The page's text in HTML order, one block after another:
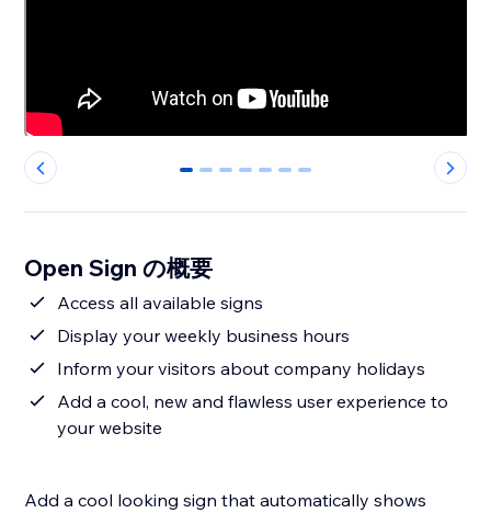
0 1 2 3 4 5 6
Open Sign の概要
Access all available signs
Display your weekly business hours
Inform your visitors about company holidays
Add a cool, new and flawless user experience to
your website
Add a cool looking sign that automatically shows